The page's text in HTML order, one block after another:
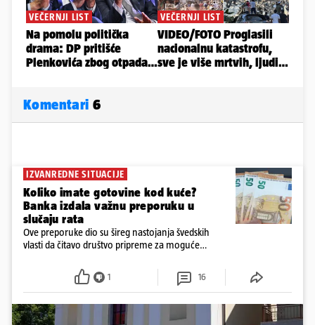
Komentari 6
IZVANREDNE SITUACIJE
Koliko imate gotovine kod kuće?
Banka izdala važnu preporuku u
slučaju rata
Ove preporuke dio su šireg nastojanja švedskih
vlasti da čitavo društvo pripreme za moguće
1 16